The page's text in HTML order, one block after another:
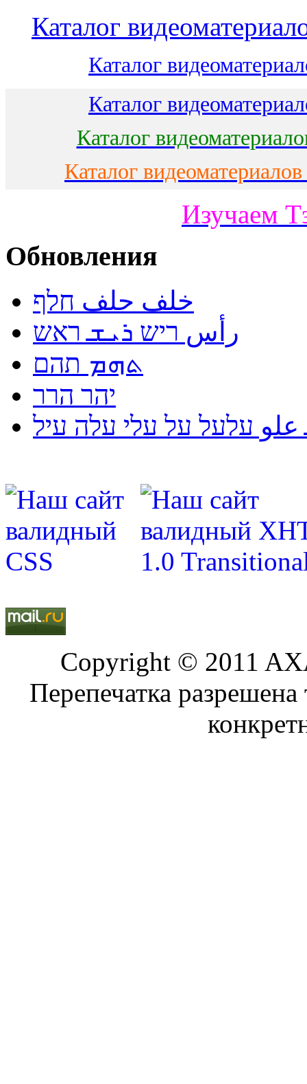
Каталог
Каталог
Каталог
Каталог
Каталог
Изучаем
Обновления
خلف حلف חלף
رأس ריש ܪܝܫ ראש
ܬܗܡ תהם
יהר הרר
עלעל על עלי עלה עיל
Copyright © 2011
Перепечатка